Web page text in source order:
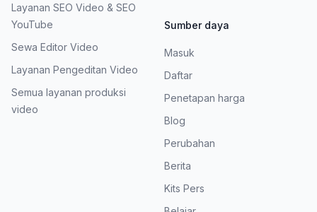
Layanan SEO Video & SEO
YouTube
Sewa Editor Video
Layanan Pengeditan Video
Semua layanan produksi
video
Sumber daya
Masuk
Daftar
Penetapan harga
Blog
Perubahan
Berita
Kits Pers